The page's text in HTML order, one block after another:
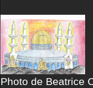
Photo de Beatrice